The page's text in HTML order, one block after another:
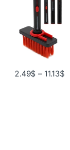
2.49$ – 11.13$